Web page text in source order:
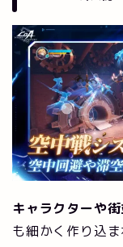
キャラクターや
も細かく作り込